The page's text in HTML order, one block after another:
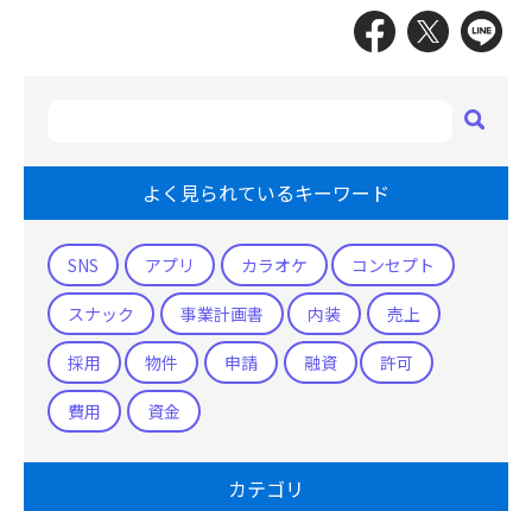
よく見られているキーワード
SNS アプリ カラオケ コンセプト
スナック 事業計画書 内装 売上
採用 物件 申請 融資 許可
費用 資金
カテゴリ